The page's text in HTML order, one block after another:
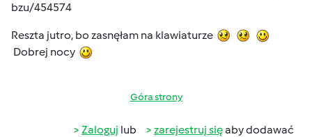
bzu/454574
Reszta jutro, bo zasnęłam na klawiaturze
Dobrej nocy
Góra strony
Zaloguj lub zarejestruj sięaby dodawać